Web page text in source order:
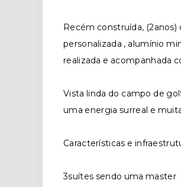
Recém construída,
personalizada , alumínio
realizada e acompanhada
Vista linda do campo de
uma energia surreal e
Características e
3suítes sendo uma master